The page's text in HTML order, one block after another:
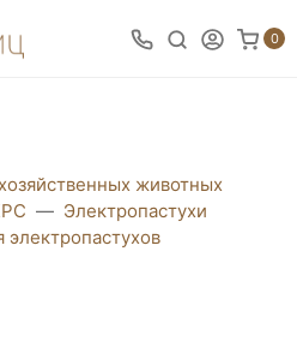
0
животных
Электропастухи